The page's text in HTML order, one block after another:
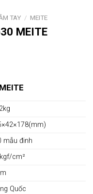
TAY / MEITE
MEITE
mẫu đinh
cm²
Quốc